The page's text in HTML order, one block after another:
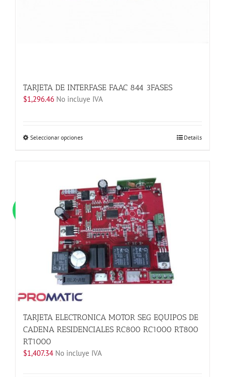
TARJETA DE INTERFASE FAAC 844 3FASES
$1,296.46 No incluye IVA
Seleccionar opcionesEste
variantes.
Las
opciones
se
pueden
elegir
en
la
página
de
producto
Details
TARJETA ELECTRONICA MOTOR SEG EQUIPOS DE
CADENA RESIDENCIALES RC800 RC1000 RT800
RT1000
$1,407.34 No incluye IVA